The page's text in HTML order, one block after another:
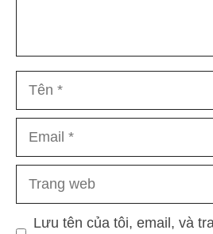
Lưu tên của tôi, email, và